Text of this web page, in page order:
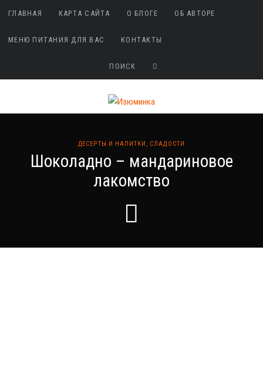
ГЛАВНАЯ КАРТА САЙТА О БЛОГЕ ОБ АВТОРЕ
МЕНЮ ПИТАНИЯ ДЛЯ ВАС КОНТАКТЫ
ДЕСЕРТЫ И НАПИТКИ , СЛАДОСТИ
Шоколадно – мандариновое
лакомство